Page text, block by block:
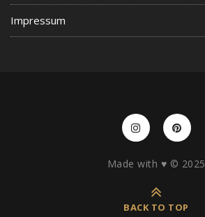
Impressum
Made with ♥️ © 2025
BACK TO TOP